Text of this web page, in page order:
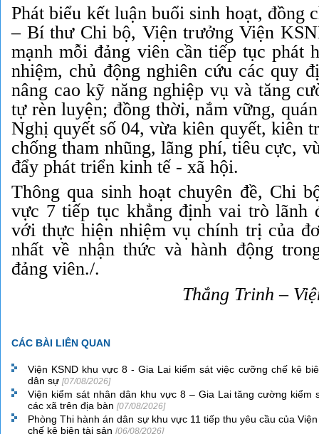
Phát biểu kết luận buổi sinh hoạt, đồng
– Bí thư Chi bộ, Viện trưởng Viện
mạnh mỗi đảng viên cần tiếp tục phát
nhiệm, chủ động nghiên cứu các quy
nâng cao kỹ năng nghiệp vụ và tăng
tự rèn luyện; đồng thời, nắm vững,
Nghị quyết số 04, vừa kiên quyết, kiên
chống tham nhũng, lãng phí, tiêu cực,
đẩy phát triển kinh tế - xã hội.
Thông qua sinh hoạt chuyên đề, Chi
vực 7 tiếp tục khẳng định vai trò lãnh
với thực hiện nhiệm vụ chính trị của
nhất về nhận thức và hành động
đảng viên./.
Thắng Trinh –
CÁC BÀI LIÊN QUAN
Viện KSND khu vực 8 - Gia Lai kiểm sát việc cưỡng chế kê
dân sự [07/08/2026]
Viện kiểm sát nhân dân khu vực 8 – Gia Lai tăng cường kiểm
các xã trên địa bàn [07/08/2026]
Phòng Thi hành án dân sự khu vực 11 tiếp thu yêu cầu của
chế kê biên tài sản [06/08/2026]